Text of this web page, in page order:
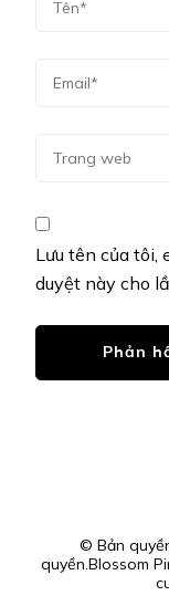
Lưu tên của tôi,
duyệt này cho
© Bản
quyền.Blossom